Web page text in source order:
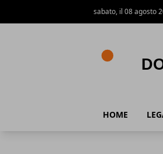
sabato, il 08 agosto
HOME